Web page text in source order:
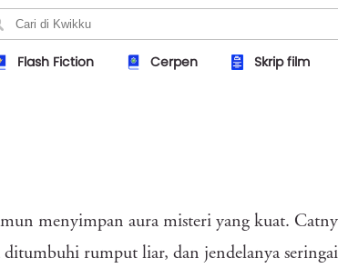
Flash Fiction Cerpen Skrip film
menyimpan aura misteri yang kuat.
ditumbuhi rumput liar, dan jendelanya